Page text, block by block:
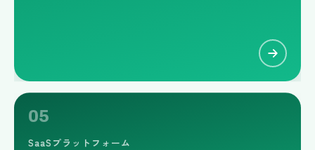
05
SaaSプラットフォーム